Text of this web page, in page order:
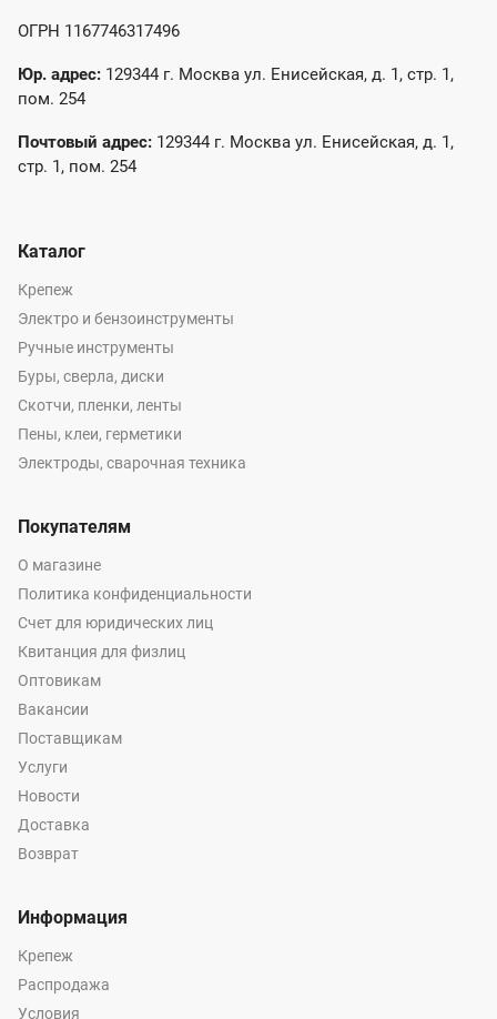
ОГРН 1167746317496
Юр. адрес: 129344 г. Москва ул. Енисейская, д. 1, стр. 1,
пом. 254
Почтовый адрес: 129344 г. Москва ул. Енисейская, д. 1,
стр. 1, пом. 254
Каталог
Крепеж
Электро и бензоинструменты
Ручные инструменты
Буры, сверла, диски
Скотчи, пленки, ленты
Пены, клеи, герметики
Электроды, сварочная техника
Покупателям
О магазине
Политика конфиденциальности
Счет для юридических лиц
Квитанция для физлиц
Оптовикам
Вакансии
Поставщикам
Услуги
Новости
Доставка
Возврат
Информация
Крепеж
Распродажа
Условия